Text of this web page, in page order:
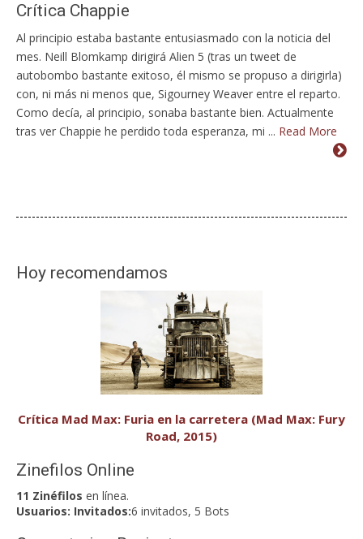
Crítica Chappie
Al principio estaba bastante entusiasmado con la noticia del
mes. Neill Blomkamp dirigirá Alien 5 (tras un tweet de
autobombo bastante exitoso, él mismo se propuso a dirigirla)
con, ni más ni menos que, Sigourney Weaver entre el reparto.
Como decía, al principio, sonaba bastante bien. Actualmente
tras ver Chappie he perdido toda esperanza, mi ... Read More
Hoy recomendamos
Crítica Mad Max: Furia en la carretera (Mad Max: Fury
Road, 2015)
Zinefilos Online
11 Zinéfilos en línea.
Usuarios: Invitados:6 invitados, 5 Bots